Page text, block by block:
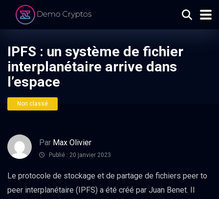
IPFS : un système de fichier
interplanétaire arrive dans
l’espace
Non classé
Par Max Olivier
Publié : 20 janvier 2023
Le protocole de stockage et de partage de fichiers peer to
peer interplanétaire (IPFS) a été créé par Juan Benet. Il